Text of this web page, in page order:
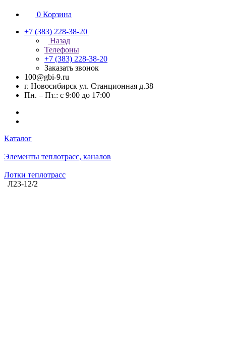
0 Корзина
+7 (383) 228-38-20
Назад
Телефоны
+7 (383) 228-38-20
Заказать звонок
100@gbi-9.ru
г. Новосибирск ул. Станционная д.38
Пн. – Пт.: с 9:00 до 17:00
Каталог
Элементы теплотрасс, каналов
Лотки теплотрасс
Л23-12/2